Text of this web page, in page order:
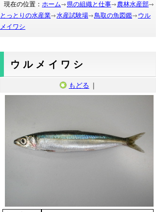
現在の位置： ホーム 県の組織と仕事
農林水産部
とっとりの水産業
水産試験場 鳥取の魚図鑑
ウル
メイワシ
ウルメイワシ
もどる ｜